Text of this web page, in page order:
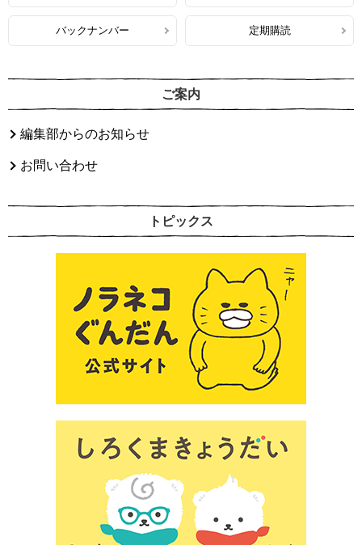
バックナンバー 定期購読
ご案内
編集部からのお知らせ
お問い合わせ
トピックス